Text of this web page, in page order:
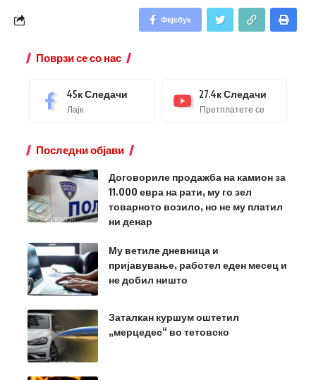
Фејсбук
Поврзи се со нас
45кСледачи
Лајк
27.4кСледачи
Претплатете се
Последни објави
Договориле продажба на камион за
11.000 евра на рати, му го зел
товарното возило, но не му платил
ни денар
Му ветиле дневница и
пријавување, работел еден месец и
не добил ништо
Заталкан куршум оштетил
„мерцедес“ во тетовско